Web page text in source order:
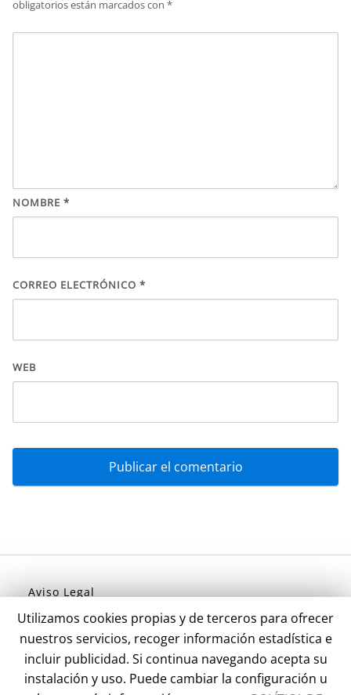
obligatorios están marcados con *
NOMBRE *
CORREO ELECTRÓNICO *
WEB
Aviso Legal
Politica de Cookies
Utilizamos cookies propias y de terceros para ofrecer
nuestros servicios, recoger información estadística e
incluir publicidad. Si continua navegando acepta su
instalación y uso. Puede cambiar la configuración u